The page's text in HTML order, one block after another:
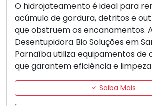
O hidrojateamento é ideal para
acúmulo de gordura, detritos e
que obstruem os encanamentos.
Desentupidora Bio Soluções em
Parnaíba utiliza equipamentos de
que garantem eficiência e
Saiba Mais